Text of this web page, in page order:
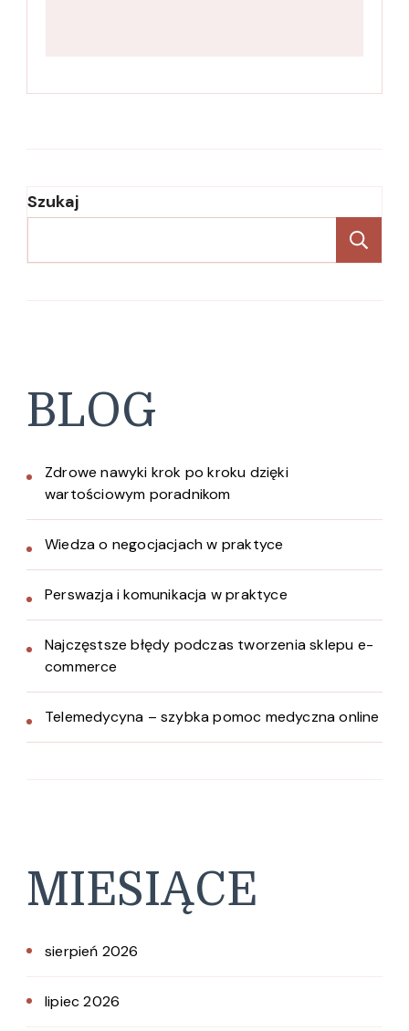
Szukaj
BLOG
Zdrowe nawyki krok po kroku dzięki
wartościowym poradnikom
Wiedza o negocjacjach w praktyce
Perswazja i komunikacja w praktyce
Najczęstsze błędy podczas tworzenia sklepu e-
commerce
Telemedycyna – szybka pomoc medyczna online
MIESIĄCE
sierpień 2026
lipiec 2026